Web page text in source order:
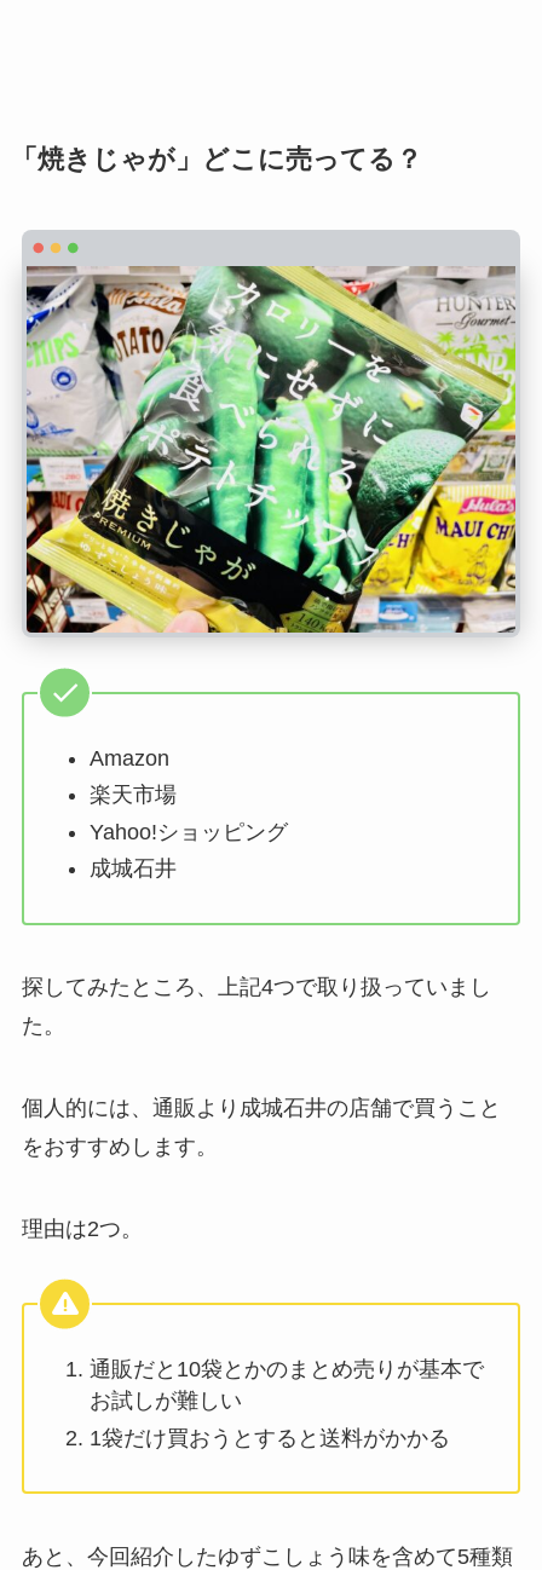
「焼きじゃが」どこに売ってる？
Amazon
楽天市場
Yahoo!ショッピング
成城石井
探してみたところ、上記4つで取り扱っていまし
た。
個人的には、通販より成城石井の店舗で買うこと
をおすすめします。
理由は2つ。
通販だと10袋とかのまとめ売りが基本で
お試しが難しい
1袋だけ買おうとすると送料がかかる
あと、今回紹介したゆずこしょう味を含めて5種類